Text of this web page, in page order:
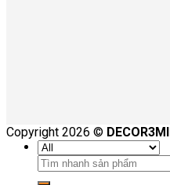
Copyright 2026 ©
Tìm
kiếm: